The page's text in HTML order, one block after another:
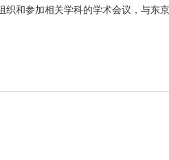
织和参加相关学科的学术会议，与东